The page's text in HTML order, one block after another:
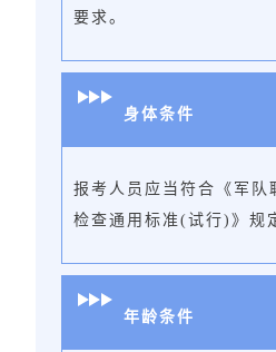
要求。
身体条件
报考人员应当符合《军队
检查通用标准(试行)》规
年龄条件